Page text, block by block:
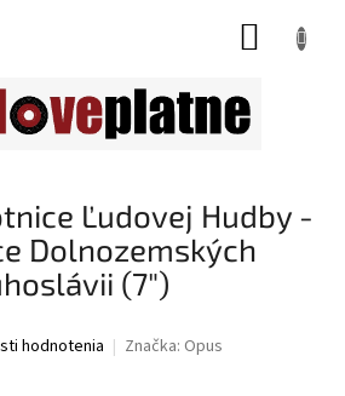
Ľudovej Hudby -
Dolnozemských
(7")
hodnotenia Značka: Opus